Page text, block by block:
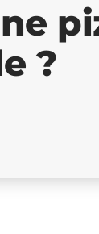
?